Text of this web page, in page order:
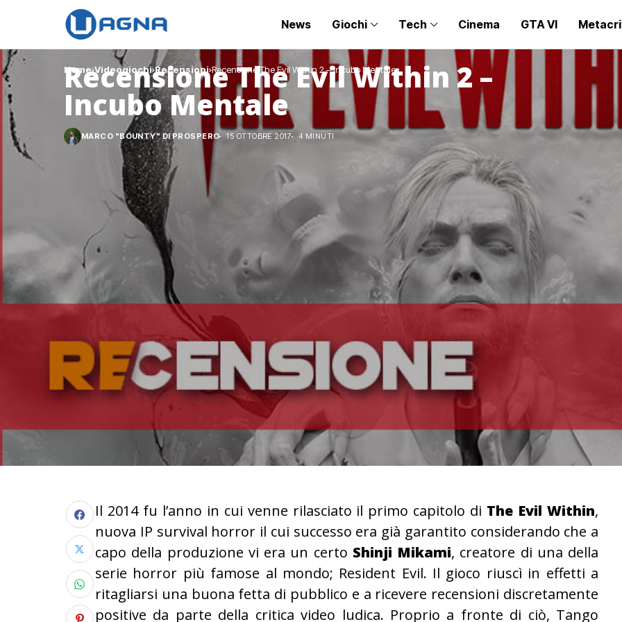
News Giochi Tech Cinema GTA VI
Home Videogiochi Recensioni Recensione The Evil Within 2 – Incubo Mentale
Recensione The Evil Within 2 –
Incubo Mentale
MARCO "BOUNTY" DI PROSPERO 15 OTTOBRE 2017 4 MINUTI
Il 2014 fu l’anno in cui venne rilasciato il primo capitolo di The Evil Within,
nuova IP survival horror il cui successo era già garantito considerando che a
capo della produzione vi era un certo Shinji Mikami, creatore di una della
serie horror più famose al mondo; Resident Evil. Il gioco riuscì in effetti a
ritagliarsi una buona fetta di pubblico e a ricevere recensioni discretamente
positive da parte della critica video ludica. Proprio a fronte di ciò, Tango